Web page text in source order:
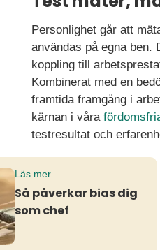
Personlighet går att
användas på egna ben.
koppling till
Kombinerat med en
framtida framgång i
kärnan i våra
testresultat och
Läs mer
Så påverkar bias dig
som chef